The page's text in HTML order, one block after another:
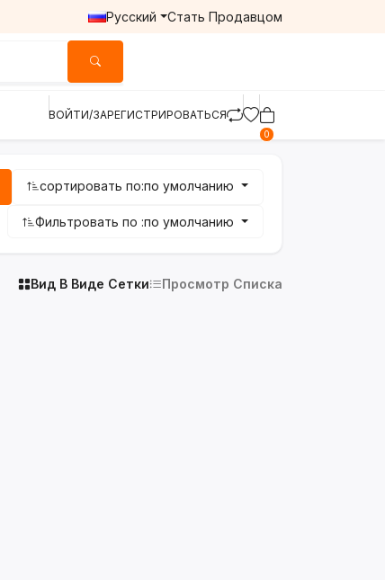
Русский Стать Продавцом
ВОЙТИ/ЗАРЕГИСТРИРОВАТЬСЯ
0
сортировать по:по умолчанию
Фильтровать по :по умолчанию
Вид В Виде Сетки Просмотр Списка